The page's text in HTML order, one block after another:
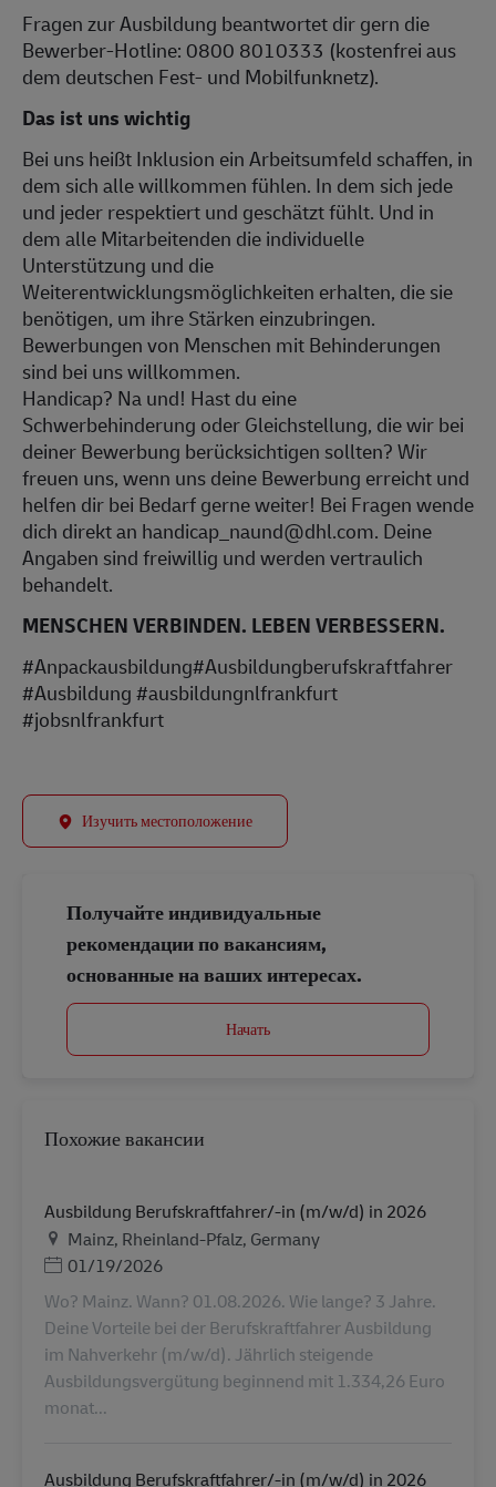
Fragen zur Ausbildung beantwortet dir gern die
Bewerber-Hotline: 0800 8010333 (kostenfrei aus
dem deutschen Fest- und Mobilfunknetz).
Das ist uns wichtig
Bei uns heißt Inklusion ein Arbeitsumfeld schaffen, in
dem sich alle willkommen fühlen. In dem sich jede
und jeder respektiert und geschätzt fühlt. Und in
dem alle Mitarbeitenden die individuelle
Unterstützung und die
Weiterentwicklungsmöglichkeiten erhalten, die sie
benötigen, um ihre Stärken einzubringen.
Bewerbungen von Menschen mit Behinderungen
sind bei uns willkommen.
Handicap? Na und! Hast du eine
Schwerbehinderung oder Gleichstellung, die wir bei
deiner Bewerbung berücksichtigen sollten? Wir
freuen uns, wenn uns deine Bewerbung erreicht und
helfen dir bei Bedarf gerne weiter! Bei Fragen wende
dich direkt an handicap_naund@dhl.com. Deine
Angaben sind freiwillig und werden vertraulich
behandelt.
MENSCHEN VERBINDEN. LEBEN VERBESSERN.
#Anpackausbildung#Ausbildungberufskraftfahrer
#Ausbildung #ausbildungnlfrankfurt
#jobsnlfrankfurt
Изучить местоположение
Получайте индивидуальные
рекомендации по вакансиям,
основанные на ваших интересах.
Начать
Похожие вакансии
Ausbildung Berufskraftfahrer/-in (m/w/d) in 2026
Местоположение
Mainz, Rheinland-Pfalz, Germany
Дата публикации
01/19/2026
Wo? Mainz. Wann? 01.08.2026. Wie lange? 3 Jahre.
Deine Vorteile bei der Berufskraftfahrer Ausbildung
im Nahverkehr (m/w/d). Jährlich steigende
Ausbildungsvergütung beginnend mit 1.334,26 Euro
monat...
Ausbildung Berufskraftfahrer/-in (m/w/d) in 2026